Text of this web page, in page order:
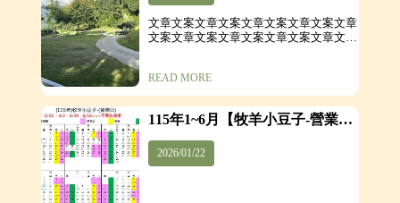
文章文案文章文案文章文案文章文案文章
文案文章文案文章文案文章文案文章文案
READ MORE
115年1~6月【牧羊小豆子-營業
日】
2026/01/22